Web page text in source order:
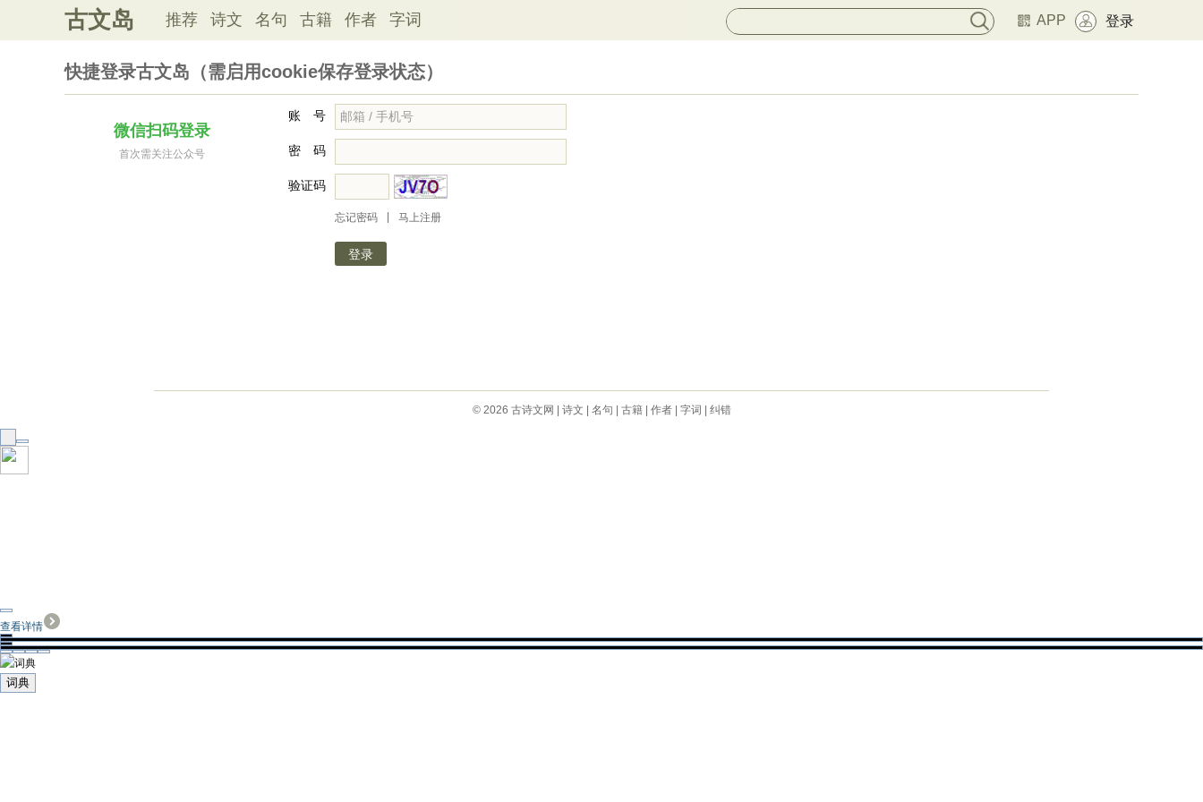
古文岛 推荐 诗文 名句 古籍 作者 字词 APP 登录
快捷登录古文岛（需启用cookie保存登录状态）
微信扫码登录
首次需关注公众号
账 号
密 码
验证码
忘记密码 马上注册
© 2026 古诗文网 诗文 名句 古籍| 作者| 字词 纠错
查看详情
词典